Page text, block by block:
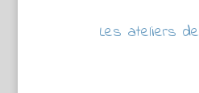
Les ateliers de